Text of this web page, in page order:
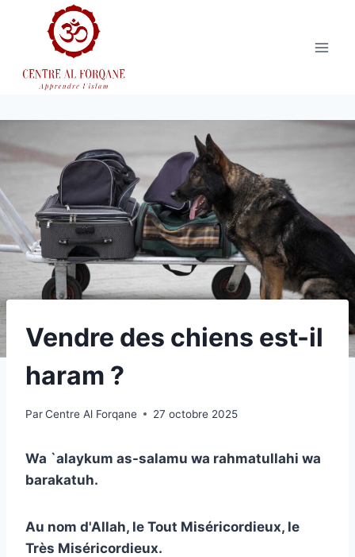
Vendre des chiens est-il
haram ?
ParCentre Al Forqane 27 octobre 2025
Wa `alaykum as-salamu wa rahmatullahi wa
barakatuh.
Au nom d'Allah, le Tout Miséricordieux, le
Très Miséricordieux.